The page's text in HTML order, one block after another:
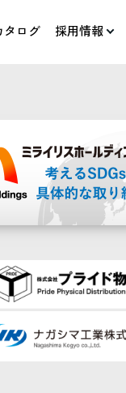
タログ 採用情報